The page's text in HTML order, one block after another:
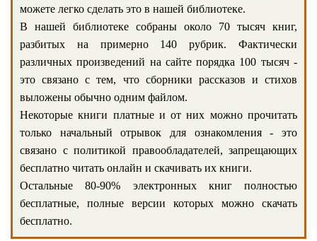
можете легко сделать это в нашей библиотеке.
В нашей библиотеке собраны около 70 тысяч книг,
разбитых на примерно 140 рубрик. Фактически
различных произведений на сайте порядка 100 тысяч -
это связано с тем, что сборники рассказов и стихов
выложены обычно одним файлом.
Некоторые книги платные и от них можно прочитать
только начальный отрывок для ознакомления - это
связано с политикой правообладателей, запрещающих
бесплатно читать онлайн и скачивать их книги.
Остальные 80-90% электронных книг полностью
бесплатные, полные версии которых можно скачать
бесплатно.